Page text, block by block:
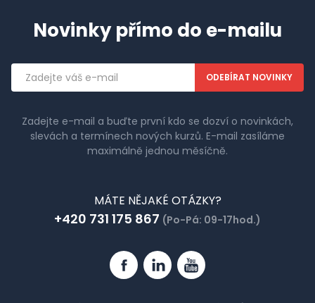
Novinky přímo do e-mailu
Emailová
adresa
Zadejte e-mail a buďte první kdo se dozví o novinkách,
slevách a termínech nových kurzů. E-mail zasíláme
maximálně jednou měsíčně.
MÁTE NĚJAKÉ OTÁZKY?
+420 731 175 867 (Po-Pá: 09-17hod.)
FacebookLinkedinYouTube